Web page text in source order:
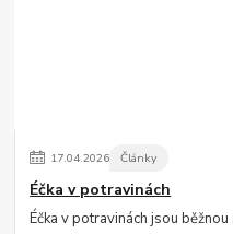
17.04.2026 Články
Éčka v potravinách
Éčka v potravinách jsou